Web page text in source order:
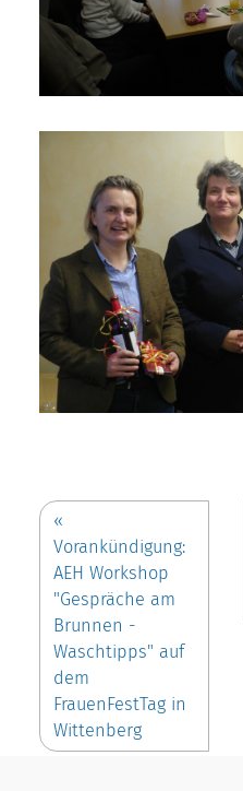
«
Vorankündigung:
AEH Workshop
"Gespräche am
Brunnen -
Waschtipps" auf
dem
FrauenFestTag in
Wittenberg